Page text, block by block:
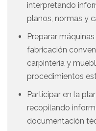
interpretando
planos, normas y
Preparar
fabricación
carpintería y
procedimientos
Participar en la
recopilando
documentación